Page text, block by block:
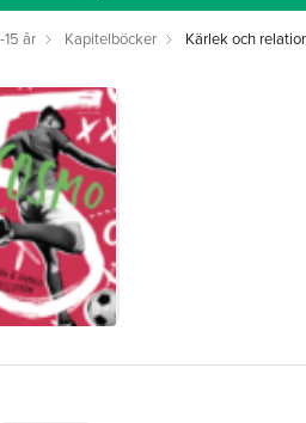
år Kapitelböcker Kärlek och